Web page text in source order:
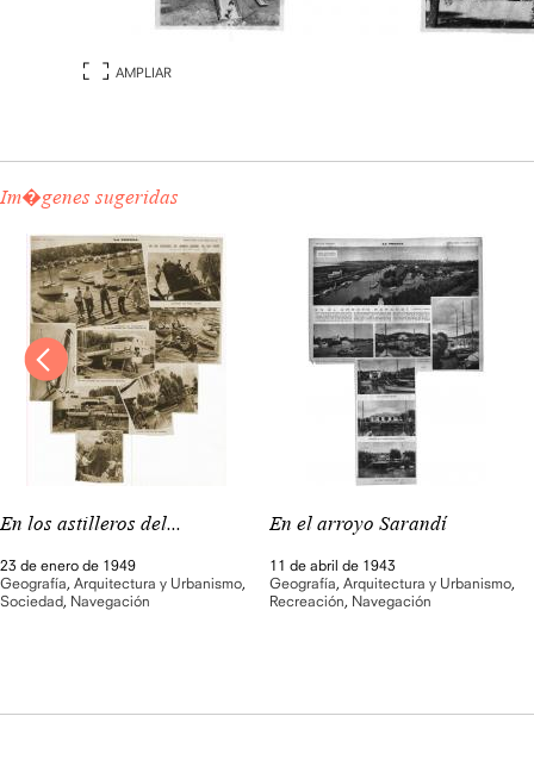
AMPLIAR
Im�genes sugeridas
En los astilleros del...
23 de enero de 1949
Geografía, Arquitectura y Urbanismo,
Sociedad, Navegación
En el arroyo Sarandí
11 de abril de 1943
Geografía, Arquitectura y Urbanismo,
Recreación, Navegación